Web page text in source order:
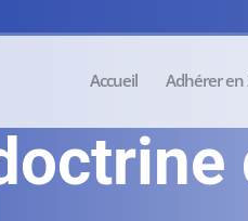
Accueil Adhérer en